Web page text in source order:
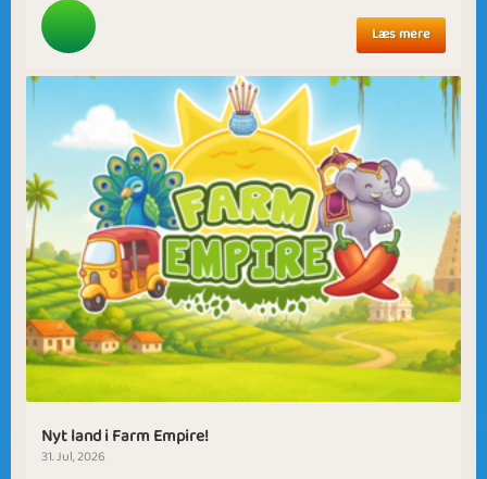
Læs mere
Nyt land i Farm Empire!
31. Jul, 2026